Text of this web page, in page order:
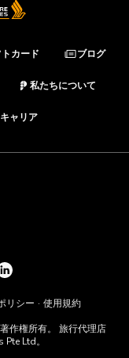
カード ブログ
私たちについて
キャリア
作権所有。 旅行代理店
Ltd。
リシー 使用規約